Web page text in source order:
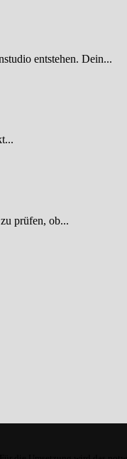
entstehen. Dein...
prüfen, ob...